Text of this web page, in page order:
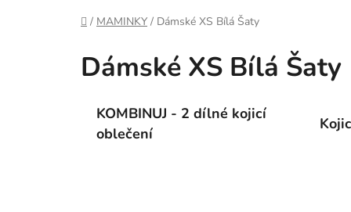
Domů
/ MAMINKY / Dámské XS Bílá Šaty
Dámské XS Bílá Šaty
KOMBINUJ - 2 dílné kojicí
oblečení